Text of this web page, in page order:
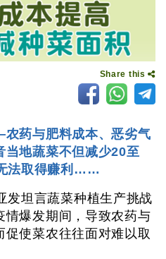
Share this
药与肥料成本、恶劣气
当地蔬菜不但减少20至
法取得赚利……
发坦言蔬菜种植生产挑战
情爆发期间，导致农药与
促使菜农往往面对难以取